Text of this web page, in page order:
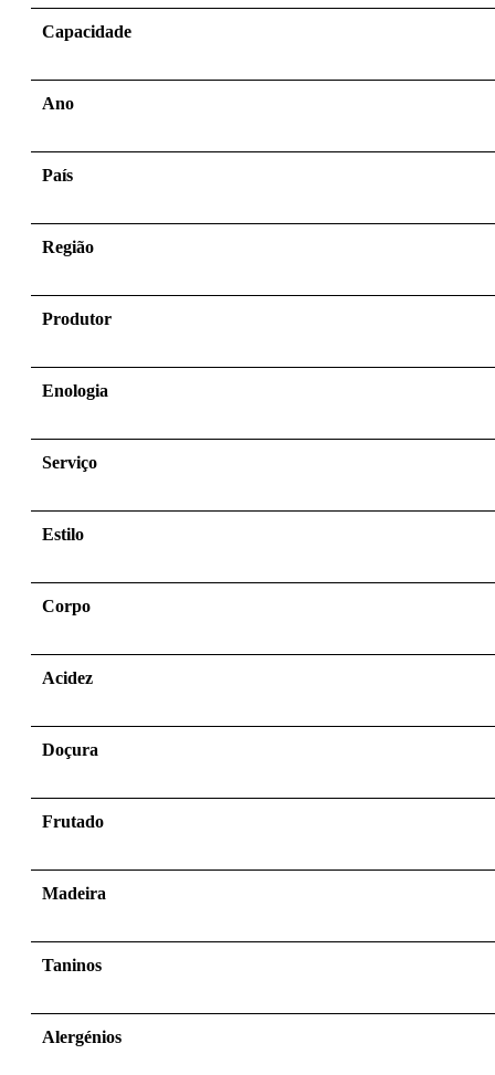
Capacidade
Ano
País
Região
Produtor
Enologia
Serviço
Estilo
Corpo
Acidez
Doçura
Frutado
Madeira
Taninos
Alergénios